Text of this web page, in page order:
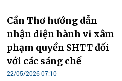
Cần Thơ hướng dẫn
nhận diện hành vi xâm
phạm quyền SHTT đối
với các sáng chế
22/05/2026 07:10